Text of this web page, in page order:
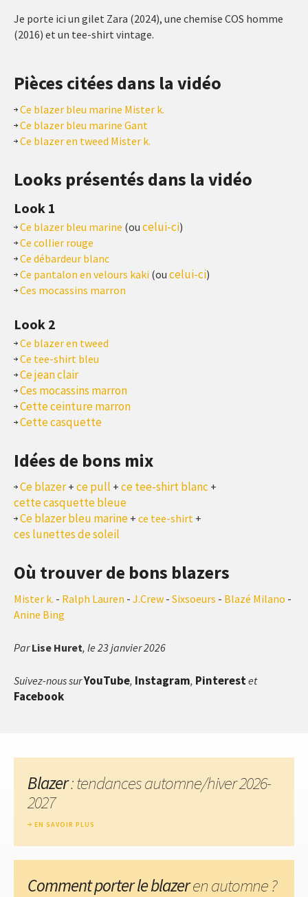
Je porte ici un gilet Zara (2024), une chemise COS homme
(2016) et un tee-shirt vintage.
Pièces citées dans la vidéo
Ce blazer bleu marine Mister k.
Ce blazer bleu marine Gant
Ce blazer en tweed Mister k.
Looks présentés dans la vidéo
Look 1
Ce blazer bleu marine (ou celui-ci)
Ce collier rouge
Ce débardeur blanc
Ce pantalon en velours kaki (ou celui-ci)
Ces mocassins marron
Look 2
Ce blazer en tweed
Ce tee-shirt bleu
Ce jean clair
Ces mocassins marron
Cette ceinture marron
Cette casquette
Idées de bons mix
Ce blazer+ ce pull + ce tee-shirt blanc +
cette casquette bleue
Ce blazer bleu marine + ce tee-shirt +
ces lunettes de soleil
Où trouver de bons blazers
Mister k. - Ralph Lauren - J.Crew - Sixsoeurs - Blazé Milano -
Anine Bing
ParLise Huret, le 23 janvier 2026
Suivez-nous surYouTube, Instagram, Pinterestet
Facebook
Blazer: tendances automne/hiver 2026-
2027
EN SAVOIR PLUS
Comment porter le blazeren automne ?